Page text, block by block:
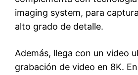
imaging system, para
alto grado de detalle.
Además, llega con un video
grabación de video en 8K.